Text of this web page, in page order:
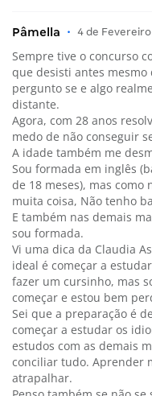
Pâmella • 4 de
Sempre tive o concurso
que desisti antes mesmo
pergunto se e algo
distante.
Agora, com 28 anos
medo de não conseguir
A idade também me
Sou formada em inglês
de 18 meses), mas
muita coisa, Não tenho
E também nas demais
sou formada.
Vi uma dica da Claudia
ideal é começar a
fazer um cursinho, mas
começar e estou bem
Sei que a preparação é
começar a estudar os
estudos com as demais
conciliar tudo. Aprender
atrapalhar.